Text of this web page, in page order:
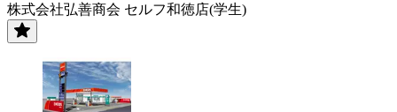
株式会社弘善商会 セルフ和徳店(学生)